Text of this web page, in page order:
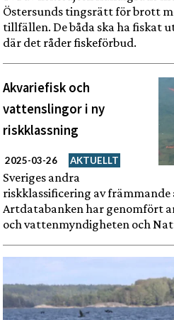
Östersunds tingsrätt för brott
tillfällen. De båda ska ha fiskat
där det råder fiskeförbud.
Akvariefisk och
vattenslingor i ny
riskklassning
2025-03-26 AKTUELLT
Sveriges andra
riskklassificering av främmande
Artdatabanken har genomfört
och vattenmyndigheten och